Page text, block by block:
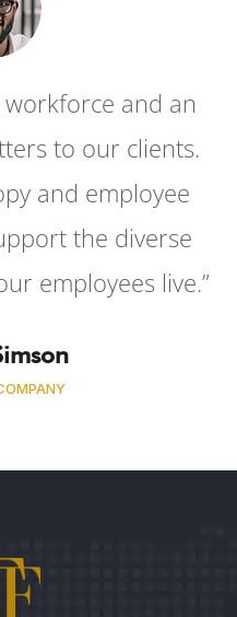
workforce and an
to our clients.
and employee
the diverse
employees live.”